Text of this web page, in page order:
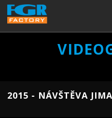
2015 - NÁVŠTĚVA